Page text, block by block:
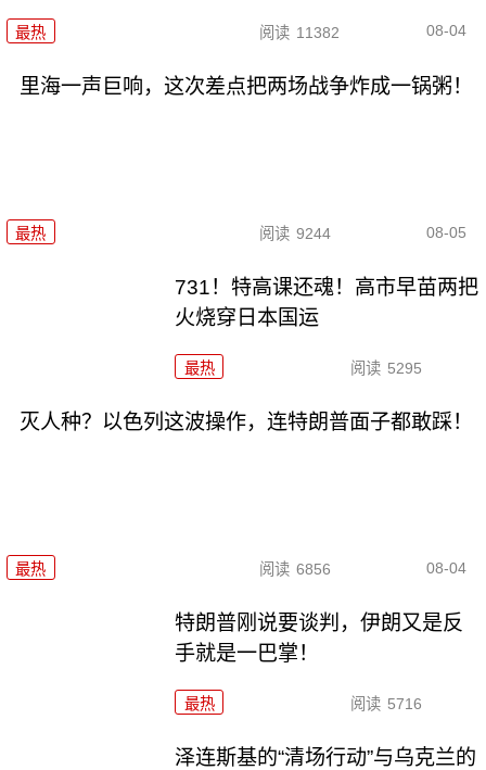
最热 阅读 11382 08-04
里海一声巨响，这次差点把两场战争炸成一锅粥！
最热 阅读 9244 08-05
731！特高课还魂！高市早苗两把
火烧穿日本国运
最热 阅读 5295
灭人种？以色列这波操作，连特朗普面子都敢踩！
最热 阅读 6856 08-04
特朗普刚说要谈判，伊朗又是反
手就是一巴掌！
最热 阅读 5716
泽连斯基的“清场行动”与乌克兰的